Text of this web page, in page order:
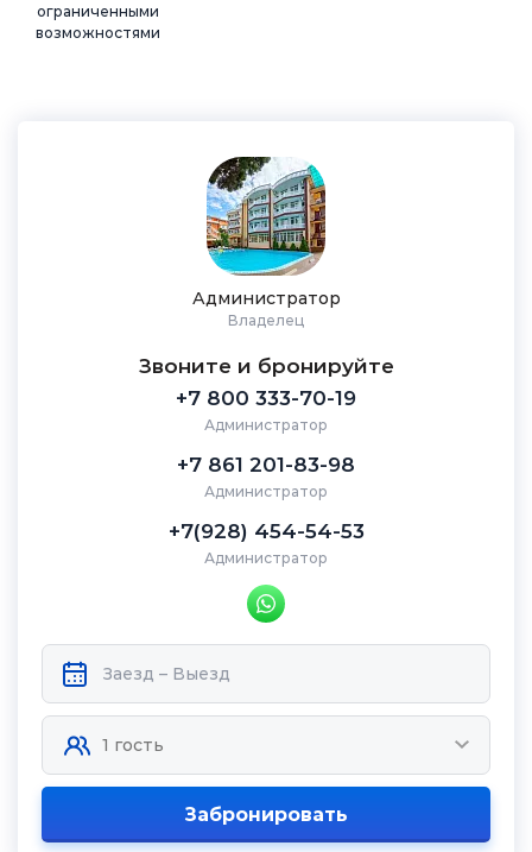
ограниченными
возможностями
Администратор
Владелец
Звоните и бронируйте
+7 800 333‑70-19
Администратор
+7 861 201‑83-98
Администратор
+7(928) 454-54-53
Администратор
Забронировать